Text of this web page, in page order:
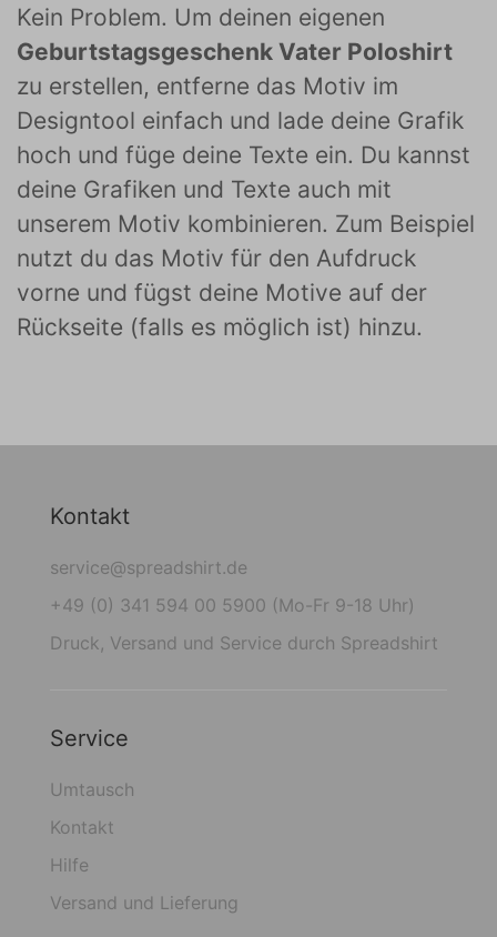
Kein Problem. Um deinen eigenen
Geburtstagsgeschenk Vater Poloshirt
zu erstellen, entferne das Motiv im
Designtool einfach und lade deine Grafik
hoch und füge deine Texte ein. Du kannst
deine Grafiken und Texte auch mit
unserem Motiv kombinieren. Zum Beispiel
nutzt du das Motiv für den Aufdruck
vorne und fügst deine Motive auf der
Rückseite (falls es möglich ist) hinzu.
Kontakt
service@spreadshirt.de
+49 (0) 341 594 00 5900 (Mo-Fr 9-18 Uhr)
Druck, Versand und Service durch Spreadshirt
Service
Umtausch
Kontakt
Hilfe
Versand und Lieferung